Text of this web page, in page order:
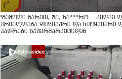
"გამოდი გარეთ, შე, ნა***რო... კიდევ
ვრცელდება ფიზიკური და სიტყვიერი
კადრები სუპერმარკეტიდან